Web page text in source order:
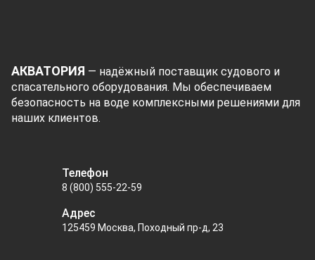
АКВАТОРИЯ — надёжный поставщик судового и
спасательного оборудования. Мы обеспечиваем
безопасность на воде комплексными решениями для
наших клиентов.
Телефон
8 (800) 555-22-59
Адрес
125459 Москва, Походный пр-д, 23